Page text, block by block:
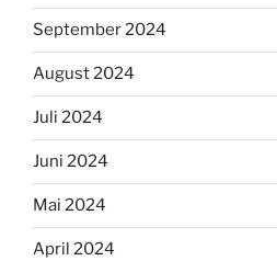
September 2024
August 2024
Juli 2024
Juni 2024
Mai 2024
April 2024